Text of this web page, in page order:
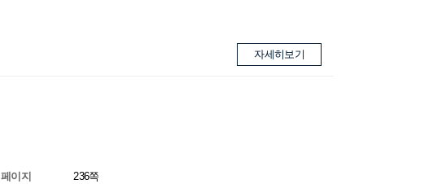
자세히보기
페이지 236쪽